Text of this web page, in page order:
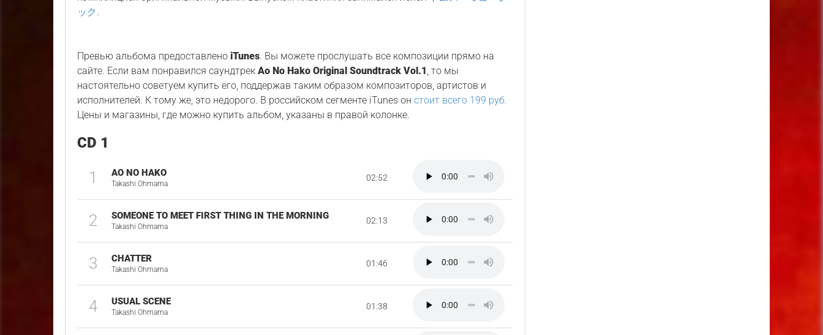
ック .
Превью альбома предоставленоiTunes. Вы можете прослушать все композиции прямо на
сайте. Если вам понравился саундтрекAo No Hako Original Soundtrack Vol.1 , то мы
настоятельно советуем купить его, поддержав таким образом композиторов, артистов и
исполнителей. К тому же, это недорого. В российском сегменте iTunes онстоит всего 199 руб.
Цены и магазины, где можно купить альбом, указаны в правой колонке.
CD 1
1 AO NO HAKO
Takashi Ohmama
02:52
2 SOMEONE TO MEET FIRST THING IN THE MORNING
Takashi Ohmama
02:13
3 CHATTER
Takashi Ohmama
01:46
4 USUAL SCENE
Takashi Ohmama
01:38